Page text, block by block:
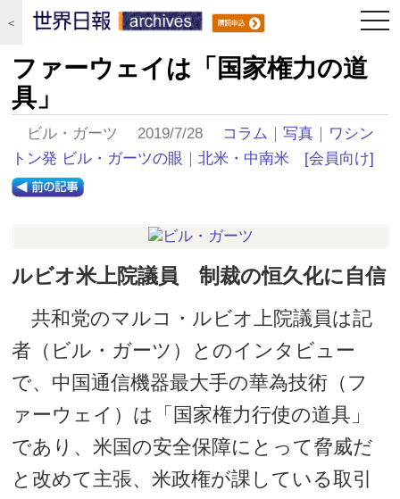
＜
ファーウェイは「国家権力の道
具」
ビル・ガーツ 2019/7/28 コラム ｜写真 ｜ ワシン
トン発 ビル・ガーツの眼 ｜北米・中南米 [会員向け]
ルビオ米上院議員 制裁の恒久化に自信
共和党のマルコ・ルビオ上院議員は記
者（ビル・ガーツ）とのインタビュー
で、中国通信機器最大手の華為技術（フ
ァーウェイ）は「国家権力行使の道具」
であり、米国の安全保障にとって脅威だ
と改めて主張、米政権が課している取引